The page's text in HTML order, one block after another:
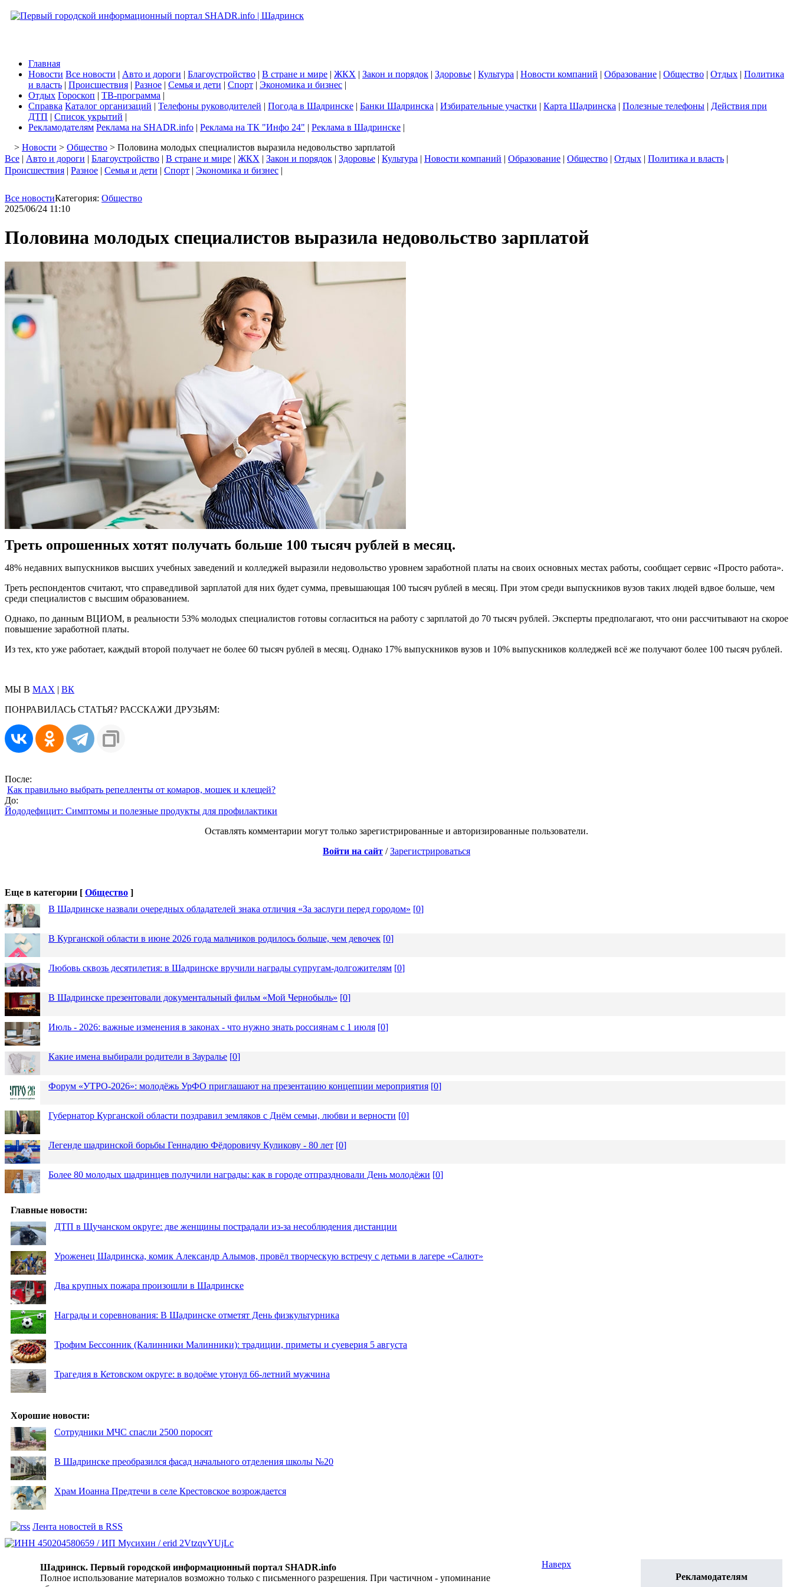
Главная
Новости Все новости | Авто и дороги | Благоустройство | В стране и мире | ЖКХ | Закон и порядок | Здоровье | Культура | Новости компаний | Образование | Общество | Отдых | Политика
и власть | Происшествия | Разное | Семья и дети | Спорт | Экономика и бизнес |
Отдых Гороскоп | ТВ-программа |
Справка Каталог организаций | Телефоны руководителей | Погода в Шадринске | Банки Шадринска | Избирательные участки | Карта Шадринска | Полезные телефоны | Действия при
ДТП | Список укрытий |
Рекламодателям Реклама на SHADR.info | Реклама на ТК "Инфо 24" | Реклама в Шадринске |
> Новости > Общество > Половина молодых специалистов выразила недовольство зарплатой
Все | Авто и дороги | Благоустройство | В стране и мире | ЖКХ | Закон и порядок | Здоровье | Культура | Новости компаний | Образование | Общество | Отдых | Политика и власть |
Происшествия | Разное | Семья и дети | Спорт | Экономика и бизнес |
Все новостиКатегория: Общество
2025/06/24 11:10
Половина молодых специалистов выразила недовольство зарплатой
Треть опрошенных хотят получать больше 100 тысяч рублей в месяц.
48% недавних выпускников высших учебных заведений и колледжей выразили недовольство уровнем заработной платы на своих основных местах работы, сообщает сервис «Просто работа».
Треть респондентов считают, что справедливой зарплатой для них будет сумма, превышающая 100 тысяч рублей в месяц. При этом среди выпускников вузов таких людей вдвое больше, чем
среди специалистов с высшим образованием.
Однако, по данным ВЦИОМ, в реальности 53% молодых специалистов готовы согласиться на работу с зарплатой до 70 тысяч рублей. Эксперты предполагают, что они рассчитывают на скорое
повышение заработной платы.
Из тех, кто уже работает, каждый второй получает не более 60 тысяч рублей в месяц. Однако 17% выпускников вузов и 10% выпускников колледжей всё же получают более 100 тысяч рублей.
МЫ В MAX | ВК
ПОНРАВИЛАСЬ СТАТЬЯ? РАССКАЖИ ДРУЗЬЯМ:
После:
Как правильно выбрать репелленты от комаров, мошек и клещей?
До:
Йододефицит: Симптомы и полезные продукты для профилактики
Оставлять комментарии могут только зарегистрированные и авторизированные пользователи.
Войти на сайт /Зарегистрироваться
Еще в категории [ Общество ]
В Шадринске назвали очередных обладателей знака отличия «За заслуги перед городом» [0]
В Курганской области в июне 2026 года мальчиков родилось больше, чем девочек [0]
Любовь сквозь десятилетия: в Шадринске вручили награды супругам-долгожителям [0]
В Шадринске презентовали документальный фильм «Мой Чернобыль» [0]
Июль - 2026: важные изменения в законах - что нужно знать россиянам с 1 июля [0]
Какие имена выбирали родители в Зауралье [0]
Форум «УТРО-2026»: молодёжь УрФО приглашают на презентацию концепции мероприятия [0]
Губернатор Курганской области поздравил земляков с Днём семьи, любви и верности [0]
Легенде шадринской борьбы Геннадию Фёдоровичу Куликову - 80 лет [0]
Более 80 молодых шадринцев получили награды: как в городе отпраздновали День молодёжи [0]
Главные новости:
ДТП в Щучанском округе: две женщины пострадали из-за несоблюдения дистанции
Уроженец Шадринска, комик Александр Алымов, провёл творческую встречу с детьми в лагере «Салют»
Два крупных пожара произошли в Шадринске
Награды и соревнования: В Шадринске отметят День физкультурника
Трофим Бессонник (Калинники Малинники): традиции, приметы и суеверия 5 августа
Трагедия в Кетовском округе: в водоёме утонул 66-летний мужчина
Хорошие новости:
Сотрудники МЧС спасли 2500 поросят
В Шадринске преобразился фасад начального отделения школы №20
Храм Иоанна Предтечи в селе Крестовское возрождается
Лента новостей в RSS
Шадринск. Первый городской информационный портал SHADR.info
Полное использование материалов возможно только с письменного разрешения. При частичном - упоминание
Рекламодателям
Наверх